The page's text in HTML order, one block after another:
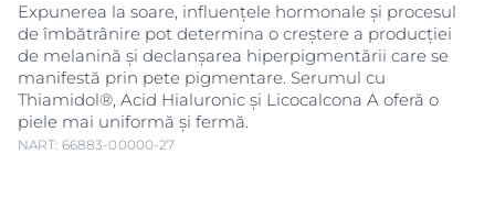
Expunerea la soare, influențele hormonale și procesul
de îmbătrânire pot determina o creștere a producției
de melanină și declanșarea hiperpigmentării care se
manifestă prin pete pigmentare. Serumul cu
Thiamidol®, Acid Hialuronic și Licocalcona A oferă o
piele mai uniformă și fermă.
NART: 66883-00000-27